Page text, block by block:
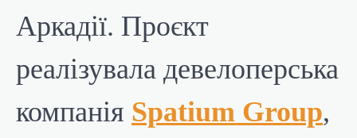
Аркадії. Проєкт
реалізувала девелоперська
компанія Spatium Group,